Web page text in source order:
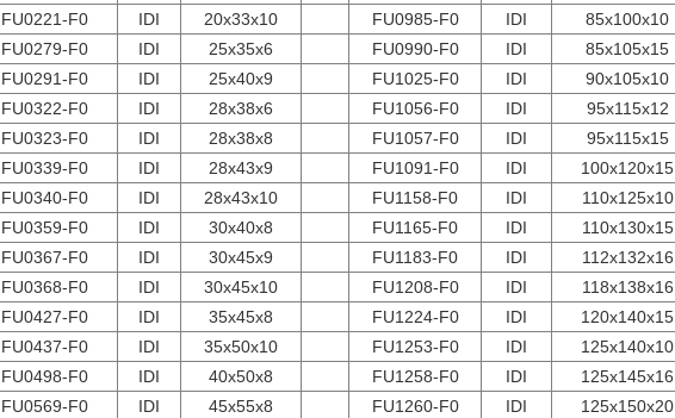
FU0221-F0
IDI 20x33x10 FU0985-F0 IDI
85x100x10
FU0279-F0
IDI 25x35x6 FU0990-F0 IDI
85x105x15
FU0291-F0
IDI 25x40x9 FU1025-F0 IDI
90x105x10
FU0322-F0
IDI 28x38x6 FU1056-F0 IDI
95x115x12
FU0323-F0
IDI 28x38x8 FU1057-F0 IDI
95x115x15
FU0339-F0
IDI 28x43x9 FU1091-F0 IDI
100x120x15
FU0340-F0
IDI 28x43x10 FU1158-F0 IDI
110x125x10
FU0359-F0
IDI 30x40x8 FU1165-F0 IDI
110x130x15
FU0367-F0
IDI 30x45x9 FU1183-F0 IDI
112x132x16
FU0368-F0
IDI 30x45x10 FU1208-F0 IDI
118x138x16
FU0427-F0
IDI 35x45x8 FU1224-F0 IDI
120x140x15
FU0437-F0
IDI 35x50x10 FU1253-F0 IDI
125x140x10
FU0498-F0
IDI 40x50x8 FU1258-F0 IDI
125x145x16
FU0569-F0
IDI 45x55x8 FU1260-F0 IDI
125x150x20